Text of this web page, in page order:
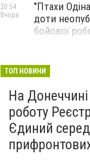
"Птахи
доти
бойової
20:54
Вчора
Бєдняков
новому
фільмі, -
Вчора
ТОП НОВИНИ
На
роботу
Єдиний серед